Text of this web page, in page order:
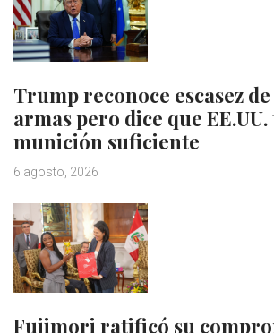
Trump reconoce escasez
armas pero dice que
munición suficiente
6 agosto, 2026
Fujimori ratificó su